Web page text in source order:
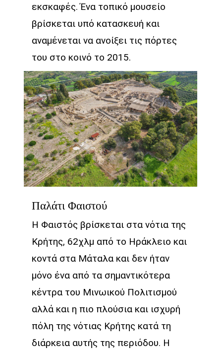
εκσκαφές. Ένα τοπικό μουσείο
βρίσκεται υπό κατασκευή και
αναμένεται να ανοίξει τις πόρτες
του στο κοινό το 2015.
Παλάτι Φαιστού
Η Φαιστός βρίσκεται στα νότια της
Κρήτης, 62χλμ από το Ηράκλειο και
κοντά στα Μάταλα και δεν ήταν
μόνο ένα από τα σημαντικότερα
κέντρα του Μινωικού Πολιτισμού
αλλά και η πιο πλούσια και ισχυρή
πόλη της νότιας Κρήτης κατά τη
διάρκεια αυτής της περιόδου. Η